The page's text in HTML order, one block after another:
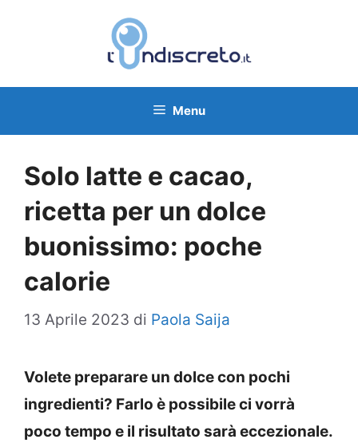
Menu
Solo latte e cacao,
ricetta per un dolce
buonissimo: poche
calorie
13 Aprile 2023 di Paola Saija
Volete preparare un dolce con pochi
ingredienti? Farlo è possibile ci vorrà
poco tempo e il risultato sarà eccezionale.